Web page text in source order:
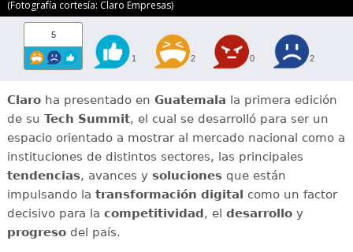
(Fotografía cortesía: Claro Empresas)
5
1 2 0 2
Claroha presentado en Guatemala la primera edición
de su Tech Summit, el cual se desarrolló para ser un
espacio orientado a mostrar al mercado nacional como a
instituciones de distintos sectores, las principales
tendencias, avances y solucionesque están
impulsando la transformación digital como un factor
decisivo para la competitividad, el desarrolloy
progresodel país.